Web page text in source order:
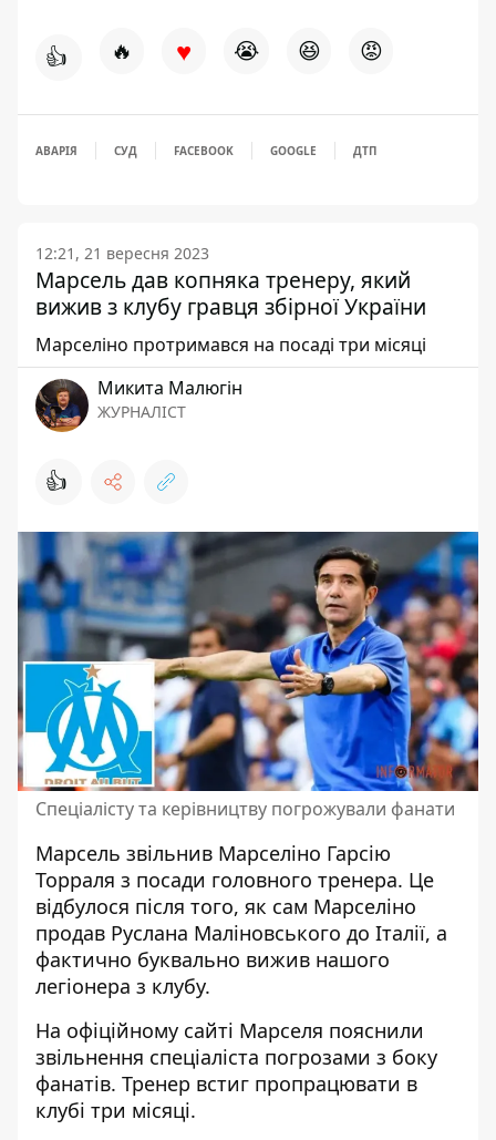
👍 🔥 ♥ 😭 😆 😡
АВАРІЯ СУД FACEBOOK GOOGLE ДТП
12:21, 21 вересня 2023
Марсель дав копняка тренеру, який
вижив з клубу гравця збірної України
Марселіно протримався на посаді три місяці
Микита Малюгін
ЖУРНАЛІСТ
👍
Спеціалісту та керівництву погрожували фанати
Марсель звільнив Марселіно Гарсію
Торраля з посади головного тренера. Це
відбулося після того, як сам Марселіно
продав Руслана Маліновського до Італії, а
фактично буквально вижив нашого
легіонера з клубу.
На офіційному сайті Марселя пояснили
звільнення спеціаліста погрозами з боку
фанатів. Тренер встиг пропрацювати в
клубі три місяці.